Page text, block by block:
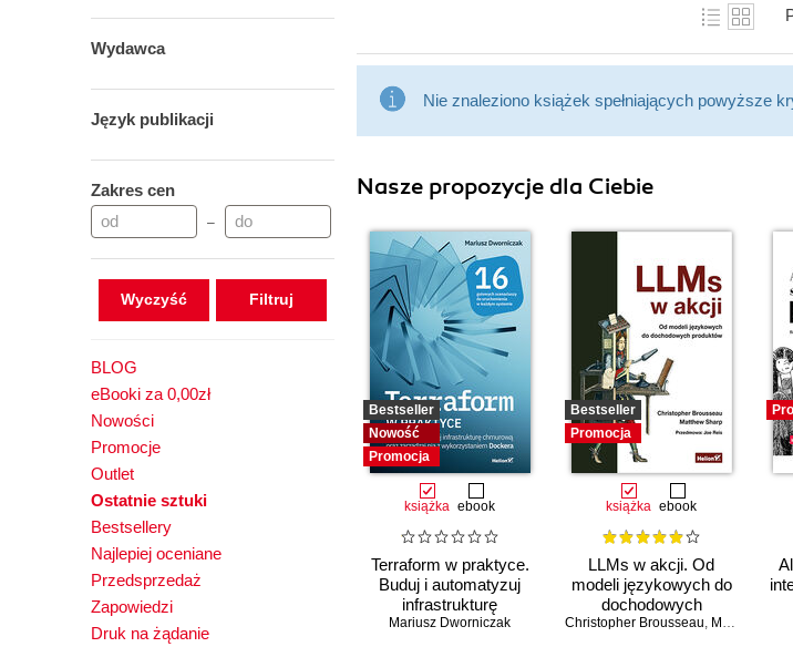
Wydawca
Język publikacji
Zakres cen
–
Wyczyść
BLOG
eBooki za 0,00zł
Nowości
Promocje
Outlet
Ostatnie sztuki
Bestsellery
Najlepiej oceniane
Przedsprzedaż
Zapowiedzi
Druk na żądanie
Nie znaleziono książek spełniających powyższe
Nasze propozycje dla Ciebie
Bestseller
Nowość
Promocja
książka ebook
Terraform w praktyce.
Buduj i automatyzuj
infrastrukturę
chmurową oraz
Mariusz Dworniczak
Bestseller
Promocja
książka ebook
LLMs w akcji. Od
modeli językowych do
dochodowych
produktów
Christopher Brousseau, Matt Sharp